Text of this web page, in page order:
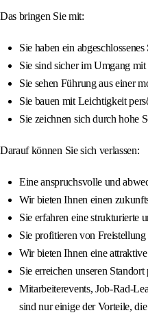
Das bringen Sie mit:
Sie haben ein
Sie sind sicher im Umgang
Sie sehen Führung aus einer
Sie bauen mit Leichtigkeit
Sie zeichnen sich durch hohe
Darauf können Sie sich verlassen:
Eine anspruchsvolle und
Wir bieten Ihnen einen
Sie erfahren eine strukturierte
Sie profitieren von
Wir bieten Ihnen eine
Sie erreichen unseren
Mitarbeiterevents, Job-Rad-
sind nur einige der Vorteile,